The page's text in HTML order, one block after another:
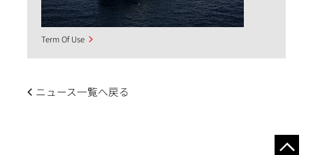
Term Of Use
ニュース一覧へ戻る